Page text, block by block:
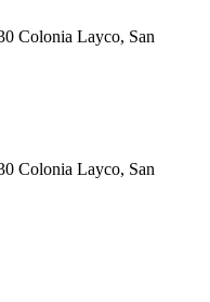
Colonia Layco, San
Colonia Layco, San